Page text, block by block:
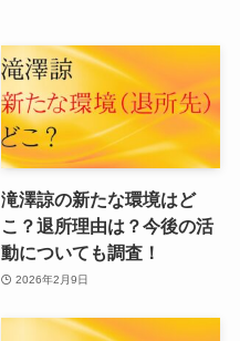
滝澤諒の新たな環境はど
こ？退所理由は？今後の活
動についても調査！
2026年2月9日